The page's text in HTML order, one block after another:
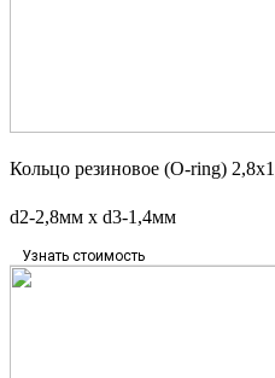
Кольцо резиновое (O-ring)
d2-2,8мм х d3-1,4мм
Узнать стоимость